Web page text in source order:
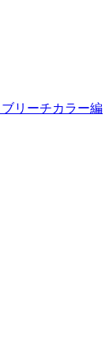
リーチカラー編